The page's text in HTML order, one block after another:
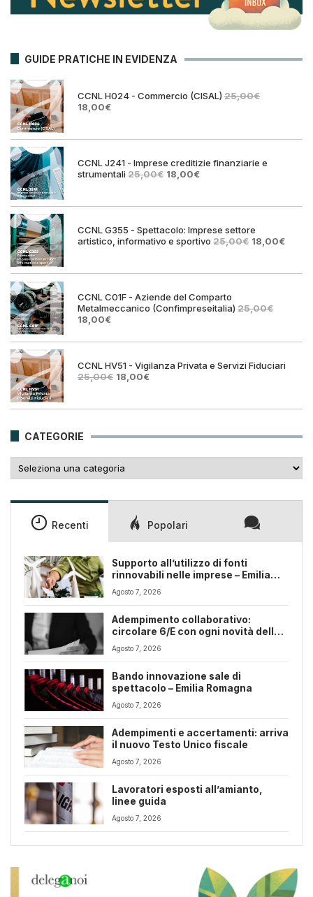
GUIDE PRATICHE IN EVIDENZA
CCNL H024 - Commercio (CISAL) 25,00€
Il
era:
18,00€Il
è:
CCNL J241 - Imprese creditizie finanziarie e
strumentali25,00€ Il
era:
18,00€Il
è:
CCNL G355 - Spettacolo: Imprese settore
artistico, informativo e sportivo 25,00€ Il
era:
18,00€Il
è:
CCNL C01F - Aziende del Comparto
Metalmeccanico (Confimpreseitalia) 25,00€
Il
originale
25,00€.
18,00€Il
attuale
18,00€.
CCNL HV51 - Vigilanza Privata e Servizi Fiduciari
25,00€ Il
era:
18,00€Il
è:
CATEGORIE
Recenti Popolari
Supporto all’utilizzo di fonti
rinnovabili nelle imprese – Emilia
Romagna
Agosto 7, 2026
Adempimento collaborativo:
circolare 6/E con ogni novità della
riforma fiscale
Agosto 7, 2026
Bando innovazione sale di
spettacolo – Emilia Romagna
Agosto 7, 2026
Adempimenti e accertamenti: arriva
il nuovo Testo Unico fiscale
Agosto 7, 2026
Lavoratori esposti all’amianto,
linee guida
Agosto 7, 2026